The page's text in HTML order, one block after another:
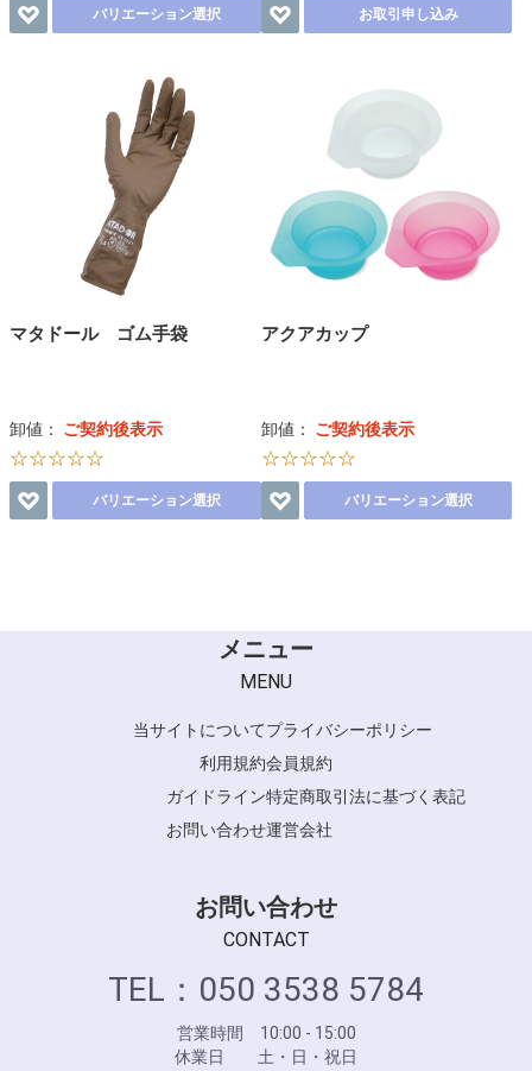
バリエーション選択 お取引申し込み
マタドール ゴム手袋
卸値： ご契約後表示
☆☆☆☆☆
バリエーション選択
アクアカップ
卸値： ご契約後表示
☆☆☆☆☆
バリエーション選択
メニュー
MENU
当サイトについてプライバシーポリシー
利用規約会員規約
ガイドライン特定商取引法に基づく表記
お問い合わせ運営会社
お問い合わせ
CONTACT
TEL：050 3538 5784
営業時間 10:00 - 15:00
休業日 土・日・祝日